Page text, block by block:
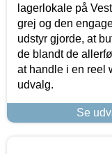
lagerlokale på
grej og den
udstyr gjorde, at
de blandt de
at handle i en reel
udvalg.
Se